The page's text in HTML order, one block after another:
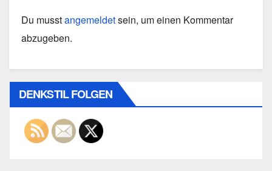
Du musstangemeldetsein, um einen Kommentar
abzugeben.
DENKSTIL FOLGEN